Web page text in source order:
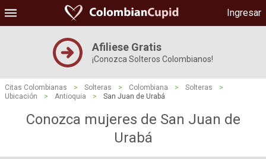
Ingresar
Afiliese Gratis
¡Conozca Solteros Colombianos!
Citas Colombianas > Solteras > Colombiana > Solteras
>
Ubicación
> Antioquia > San Juan de Urabá
Conozca mujeres de San Juan de
Urabá